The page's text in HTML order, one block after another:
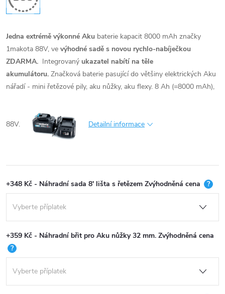
Jedna extrémě výkonné Aku baterie kapacit 8000 mAh značky
1makota 88V, ve výhodné sadě s novou rychlo-nabíječkou
ZDARMA. Integrovaný ukazatel nabítí na těle
akumulátoru. Značková baterie pasující do většiny elektrických Aku
nářadí - mini řetězové pily, aku nůžky, aku flexy. 8 Ah (=8000 mAh),
88V. Detailní informace
+348 Kč - Náhradní sada 8' lišta s řetězem Zvýhodněná cena ?
+359 Kč - Náhradní břit pro Aku nůžky 32 mm. Zvýhodněná cena
?